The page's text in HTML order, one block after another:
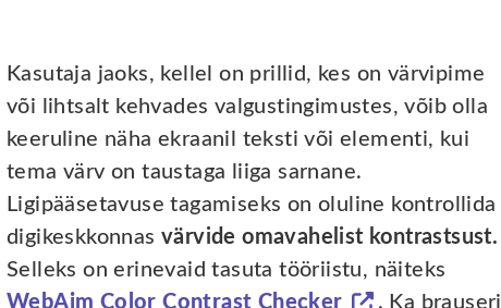
Kasutaja jaoks, kellel on prillid, kes on värvipime
või lihtsalt kehvades valgustingimustes, võib olla
keeruline näha ekraanil teksti või elementi, kui
tema värv on taustaga liiga sarnane.
Ligipääsetavuse tagamiseks on oluline kontrollida
digikeskkonnas värvide omavahelist kontrastsust.
Selleks on erinevaid tasuta tööriistu, näiteks
WebAim Color Contrast Checker
. Ka brauseri